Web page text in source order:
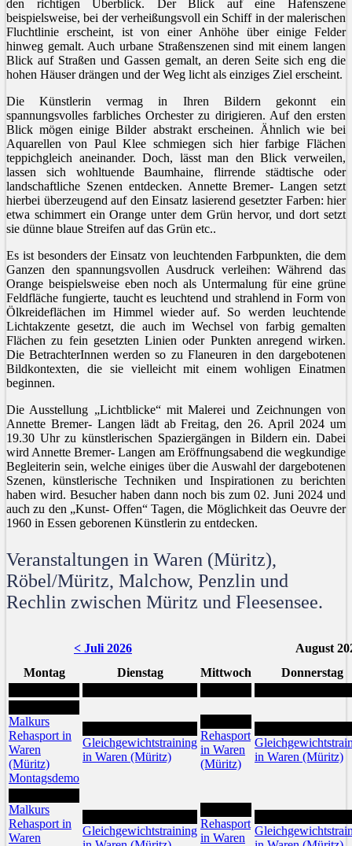
den richtigen Überblick. Der Blick auf eine Hafenszene
beispielsweise, bei der verheißungsvoll ein Schiff in der malerischen
Fluchtlinie erscheint, ist von einer Anhöhe über einige Felder
hinweg gemalt. Auch urbane Straßenszenen sind mit einem langen
Blick auf Straßen und Gassen gemalt, an deren Seite sich eng die
hohen Häuser drängen und der Weg licht als einziges Ziel erscheint.
Die Künstlerin vermag in Ihren Bildern gekonnt ein
spannungsvolles farbliches Orchester zu dirigieren. Auf den ersten
Blick mögen einige Bilder abstrakt erscheinen. Ähnlich wie bei
Aquarellen von Paul Klee schmiegen sich hier farbige Flächen
teppichgleich aneinander. Doch, lässt man den Blick verweilen,
lassen sich wohltuende Baumhaine, flirrende städtische oder
landschaftliche Szenen entdecken. Annette Bremer- Langen setzt
hierbei überzeugend auf den Einsatz lasierend gesetzter Farben: hier
etwa schimmert ein Orange unter dem Grün hervor, und dort setzt
sie dünne blaue Streifen auf das Grün etc..
Es ist besonders der Einsatz von leuchtenden Farbpunkten, die dem
Ganzen den spannungsvollen Ausdruck verleihen: Während das
Orange beispielsweise eben noch als Untermalung für eine grüne
Feldfläche fungierte, taucht es leuchtend und strahlend in Form von
Ölkreideflächen im Himmel wieder auf. So werden leuchtende
Lichtakzente gesetzt, die auch im Wechsel von farbig gemalten
Flächen zu fein gesetzten Linien oder Punkten anregend wirken.
Die BetrachterInnen werden so zu Flaneuren in den dargebotenen
Bildkontexten, die sie vielleicht mit einem wohligen Einatmen
beginnen.
Die Ausstellung „Lichtblicke“ mit Malerei und Zeichnungen von
Annette Bremer- Langen lädt ab Freitag, den 26. April 2024 um
19.30 Uhr zu künstlerischen Spaziergängen in Bildern ein. Dabei
wird Annette Bremer- Langen am Eröffnungsabend die wegkundige
Begleiterin sein, welche einiges über die Auswahl der dargebotenen
Szenen, künstlerische Techniken und Inspirationen zu berichten
haben wird. Besucher haben dann noch bis zum 02. Juni 2024 und
auch zu den „Kunst- Offen“ Tagen, die Möglichkeit das Oeuvre der
1960 in Essen geborenen Künstlerin zu entdecken.
Veranstaltungen in Waren (Müritz),
Röbel/Müritz, Malchow, Penzlin und
Rechlin zwischen Müritz und Fleesensee.
< Juli 2026
August
Montag
Dienstag Mittwoch Donnerstag
Malkurs
Rehasport in
Waren
(Müritz)
Montagsdemo
Gleichgewichtstraining
in Waren (Müritz)
Rehasport
in Waren
(Müritz)
in Waren (Müritz)
Malkurs
Rehasport in
Waren
Gleichgewichtstraining
Rehasport
in Waren